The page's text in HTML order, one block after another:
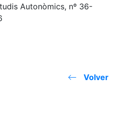
Autonòmics, nº 36-
Volver